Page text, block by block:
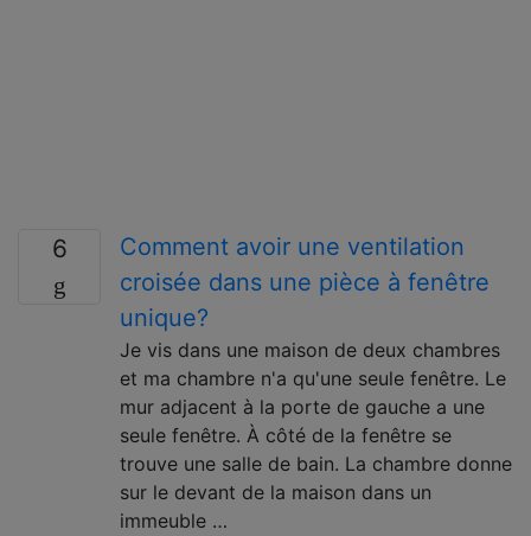
6
Comment avoir une ventilation
croisée dans une pièce à fenêtre
unique?
Je vis dans une maison de deux chambres
et ma chambre n'a qu'une seule fenêtre. Le
mur adjacent à la porte de gauche a une
seule fenêtre. À côté de la fenêtre se
trouve une salle de bain. La chambre donne
sur le devant de la maison dans un
immeuble …